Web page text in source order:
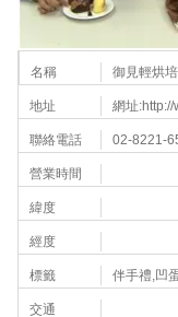
名稱 御見輕烘培
地址 網址:http://
聯絡電話 02-8221-
營業時間
緯度
經度
標籤 伴手禮,凹
交通